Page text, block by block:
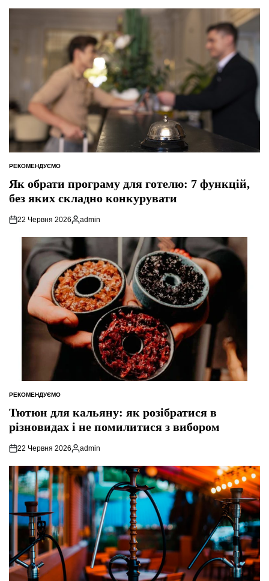
ОПУБЛІКУВАТИ
РЕКОМЕНДУЄМО
Як обрати програму для готелю: 7 функцій,
без яких складно конкурувати
22 Червня 2026
Опубліковано
admin
ОПУБЛІКУВАТИ
РЕКОМЕНДУЄМО
Тютюн для кальяну: як розібратися в
різновидах і не помилитися з вибором
22 Червня 2026
Опубліковано
admin